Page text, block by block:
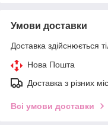
Умови доставки
Доставка здійснюється
Нова Пошта
Доставка з різних
Всі умови доставки